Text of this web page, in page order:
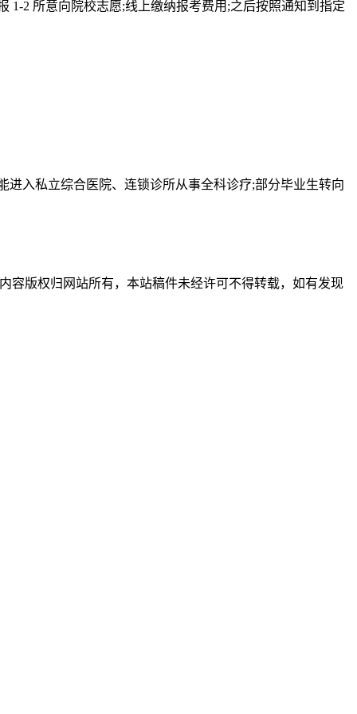
1-2 所意向院校志愿;线上缴纳报考费用;之后按照通知到指定
入私立综合医院、连锁诊所从事全科诊疗;部分毕业生转向
容版权归网站所有，本站稿件未经许可不得转载，如有发现